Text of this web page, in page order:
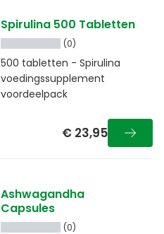
Spirulina 500 Tabletten
(0)
500 tabletten - Spirulina
voedingssupplement
voordeelpack
€ 23,95
Ashwagandha
Capsules
(0)